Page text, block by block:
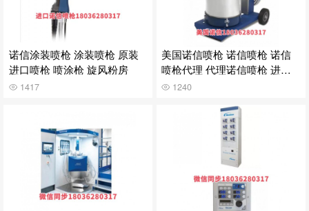
诺信涂装喷枪 涂装喷枪 原装
进口喷枪 喷涂枪 旋风粉房
1417
美国诺信喷枪 诺信喷枪 诺信
喷枪代理 代理诺信喷枪 进口
喷枪1240